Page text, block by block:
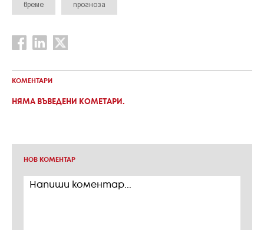
време прогноза
КОМЕНТАРИ
НЯМА ВЪВЕДЕНИ КОМЕТАРИ.
НОВ КОМЕНТАР